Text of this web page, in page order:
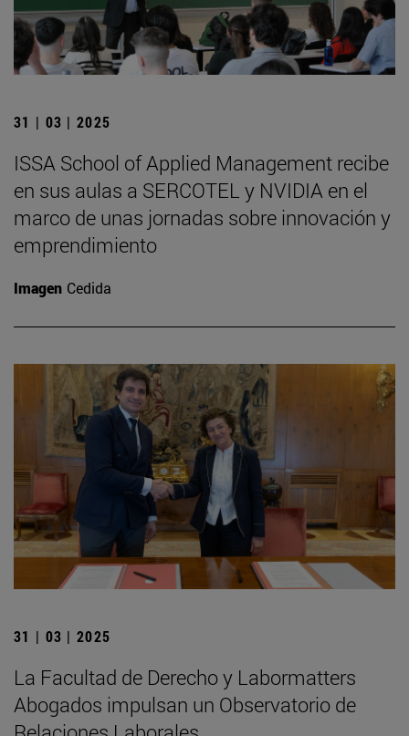
31 | 03 | 2025
ISSA School of Applied Management recibe
en sus aulas a SERCOTEL y NVIDIA en el
marco de unas jornadas sobre innovación y
emprendimiento
Imagen Cedida
31 | 03 | 2025
La Facultad de Derecho y Labormatters
Abogados impulsan un Observatorio de